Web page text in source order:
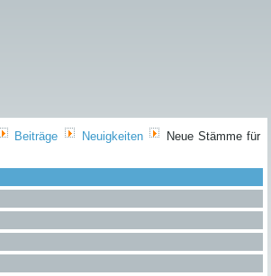
Beiträge Neuigkeiten
Neue Stämme für